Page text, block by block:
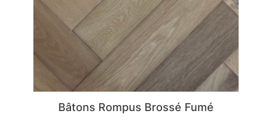
Bâtons Rompus Brossé Fumé